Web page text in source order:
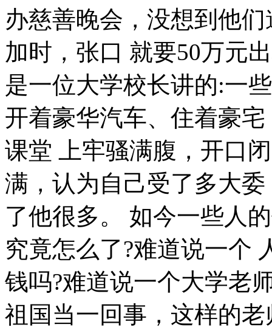
办慈善晚会，没想到他
加时，张口 就要50万元
是一位大学校长讲的:一
开着豪华汽车、住着豪
课堂 上牢骚满腹，开口
满，认为自己受了多大
了他很多。 如今一些人
究竟怎么了?难道说一个
钱吗?难道说一个大学老
祖国当一回事，这样的